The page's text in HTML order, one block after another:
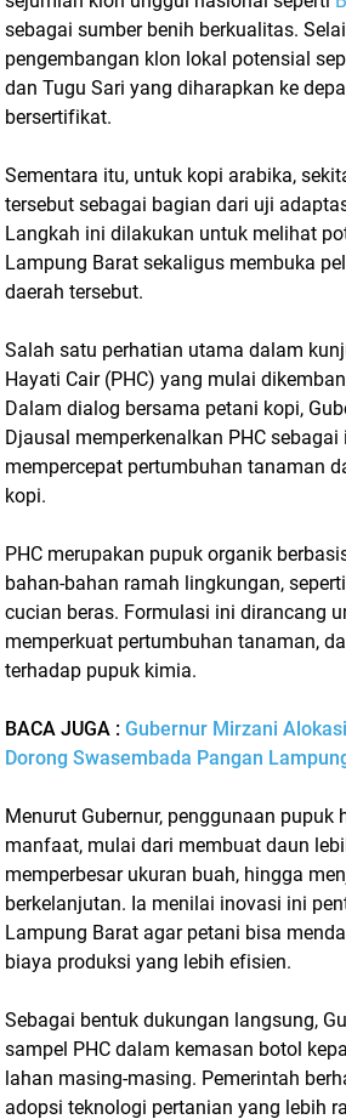
sebagai sumber benih berkualitas.
pengembangan klon lokal potensial
dan Tugu Sari yang diharapkan ke
bersertifikat.
Sementara itu, untuk kopi arabika,
tersebut sebagai bagian dari uji
Langkah ini dilakukan untuk melihat
Lampung Barat sekaligus membuka
daerah tersebut.
Salah satu perhatian utama dalam
Hayati Cair (PHC) yang mulai
Dalam dialog bersama petani kopi,
Djausal memperkenalkan PHC
mempercepat pertumbuhan tanaman
kopi.
PHC merupakan pupuk organik
bahan-bahan ramah lingkungan,
cucian beras. Formulasi ini dirancang
memperkuat pertumbuhan tanaman,
terhadap pupuk kimia.
BACA JUGA : Gubernur Mirzani
Dorong Swasembada Pangan
Menurut Gubernur, penggunaan pupuk
manfaat, mulai dari membuat daun
memperbesar ukuran buah, hingga
berkelanjutan. Ia menilai inovasi ini
Lampung Barat agar petani bisa
biaya produksi yang lebih efisien.
Sebagai bentuk dukungan langsung,
sampel PHC dalam kemasan botol
lahan masing-masing. Pemerintah
adopsi teknologi pertanian yang lebih